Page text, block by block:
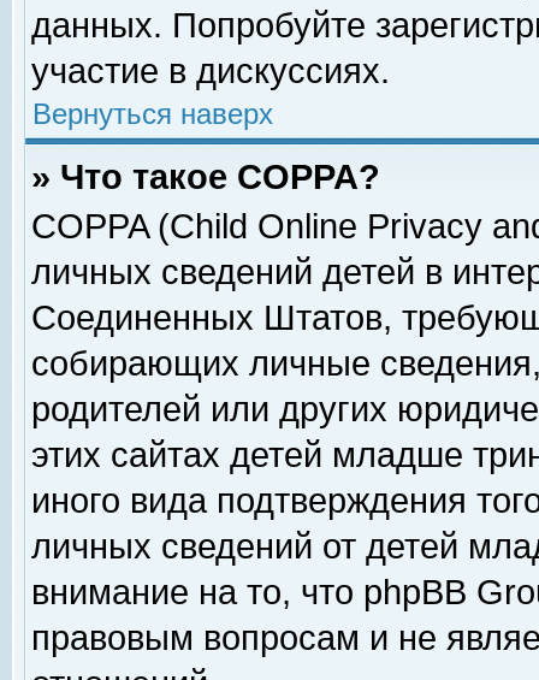
данных. Попробуйте
участие в дискуссиях.
Вернуться наверх
» Что такое COPPA?
COPPA (Child Online Privacy
личных сведений детей в
Соединенных Штатов,
собирающих личные
родителей или других
этих сайтах детей младше
иного вида подтверждения
личных сведений от детей
внимание на то, что phpBB
правовым вопросам и не